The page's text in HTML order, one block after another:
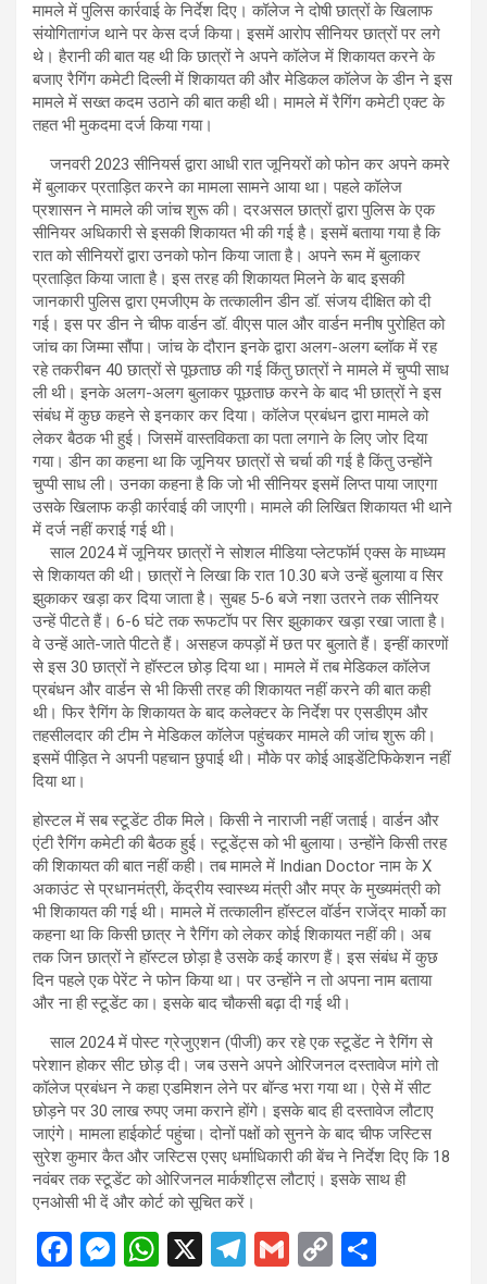
मामले में पुलिस कार्रवाई के निर्देश दिए। कॉलेज ने दोषी छात्रों के खिलाफ
संयोगितागंज थाने पर केस दर्ज किया। इसमें आरोप सीनियर छात्रों पर लगे
थे। हैरानी की बात यह थी कि छात्रों ने अपने कॉलेज में शिकायत करने के
बजाए रैगिंग कमेटी दिल्ली में शिकायत की और मेडिकल कॉलेज के डीन ने इस
मामले में सख्त कदम उठाने की बात कही थी। मामले में रैगिंग कमेटी एक्ट के
तहत भी मुकदमा दर्ज किया गया।
जनवरी 2023 सीनियर्स द्वारा आधी रात जूनियरों को फोन कर अपने कमरे
में बुलाकर प्रताड़ित करने का मामला सामने आया था। पहले कॉलेज
प्रशासन ने मामले की जांच शुरू की। दरअसल छात्रों द्वारा पुलिस के एक
सीनियर अधिकारी से इसकी शिकायत भी की गई है। इसमें बताया गया है कि
रात को सीनियरों द्वारा उनको फोन किया जाता है। अपने रूम में बुलाकर
प्रताड़ित किया जाता है। इस तरह की शिकायत मिलने के बाद इसकी
जानकारी पुलिस द्वारा एमजीएम के तत्कालीन डीन डॉ. संजय दीक्षित को दी
गई। इस पर डीन ने चीफ वार्डन डॉ. वीएस पाल और वार्डन मनीष पुरोहित को
जांच का जिम्मा सौंपा। जांच के दौरान इनके द्वारा अलग-अलग ब्लॉक में रह
रहे तकरीबन 40 छात्रों से पूछताछ की गई किंतु छात्रों ने मामले में चुप्पी साध
ली थी। इनके अलग-अलग बुलाकर पूछताछ करने के बाद भी छात्रों ने इस
संबंध में कुछ कहने से इनकार कर दिया। कॉलेज प्रबंधन द्वारा मामले को
लेकर बैठक भी हुई। जिसमें वास्तविकता का पता लगाने के लिए जोर दिया
गया। डीन का कहना था कि जूनियर छात्रों से चर्चा की गई है किंतु उन्होंने
चुप्पी साध ली। उनका कहना है कि जो भी सीनियर इसमें लिप्त पाया जाएगा
उसके खिलाफ कड़ी कार्रवाई की जाएगी। मामले की लिखित शिकायत भी थाने
में दर्ज नहीं कराई गई थी।
साल 2024 में जूनियर छात्रों ने सोशल मीडिया प्लेटफॉर्म एक्स के माध्यम
से शिकायत की थी। छात्रों ने लिखा कि रात 10.30 बजे उन्हें बुलाया व सिर
झुकाकर खड़ा कर दिया जाता है। सुबह 5-6 बजे नशा उतरने तक सीनियर
उन्हें पीटते हैं। 6-6 घंटे तक रूफटॉप पर सिर झुकाकर खड़ा रखा जाता है।
वे उन्हें आते-जाते पीटते हैं। असहज कपड़ों में छत पर बुलाते हैं। इन्हीं कारणों
से इस 30 छात्रों ने हॉस्टल छोड़ दिया था। मामले में तब मेडिकल कॉलेज
प्रबंधन और वार्डन से भी किसी तरह की शिकायत नहीं करने की बात कही
थी। फिर रैगिंग के शिकायत के बाद कलेक्टर के निर्देश पर एसडीएम और
तहसीलदार की टीम ने मेडिकल कॉलेज पहुंचकर मामले की जांच शुरू की।
इसमें पीड़ित ने अपनी पहचान छुपाई थी। मौके पर कोई आइडेंटिफिकेशन नहीं
दिया था।
होस्टल में सब स्टूडेंट ठीक मिले। किसी ने नाराजी नहीं जताई। वार्डन और
एंटी रैगिंग कमेटी की बैठक हुई। स्टूडेंट्स को भी बुलाया। उन्होंने किसी तरह
की शिकायत की बात नहीं कही। तब मामले में Indian Doctor नाम के X
अकाउंट से प्रधानमंत्री, केंद्रीय स्वास्थ्य मंत्री और मप्र के मुख्यमंत्री को
भी शिकायत की गई थी। मामले में तत्कालीन हॉस्टल वॉर्डन राजेंद्र मार्को का
कहना था कि किसी छात्र ने रैगिंग को लेकर कोई शिकायत नहीं की। अब
तक जिन छात्रों ने हॉस्टल छोड़ा है उसके कई कारण हैं। इस संबंध में कुछ
दिन पहले एक पेरेंट ने फोन किया था। पर उन्होंने न तो अपना नाम बताया
और ना ही स्टूडेंट का। इसके बाद चौकसी बढ़ा दी गई थी।
साल 2024 में पोस्ट ग्रेजुएशन (पीजी) कर रहे एक स्टूडेंट ने रैगिंग से
परेशान होकर सीट छोड़ दी। जब उसने अपने ओरिजनल दस्तावेज मांगे तो
कॉलेज प्रबंधन ने कहा एडमिशन लेने पर बॉन्ड भरा गया था। ऐसे में सीट
छोड़ने पर 30 लाख रुपए जमा कराने होंगे। इसके बाद ही दस्तावेज लौटाए
जाएंगे। मामला हाईकोर्ट पहुंचा। दोनों पक्षों को सुनने के बाद चीफ जस्टिस
सुरेश कुमार कैत और जस्टिस एसए धर्माधिकारी की बेंच ने निर्देश दिए कि 18
नवंबर तक स्टूडेंट को ओरिजनल मार्कशीट्स लौटाएं। इसके साथ ही
एनओसी भी दें और कोर्ट को सूचित करें।
F
M
W
X
T
G
C